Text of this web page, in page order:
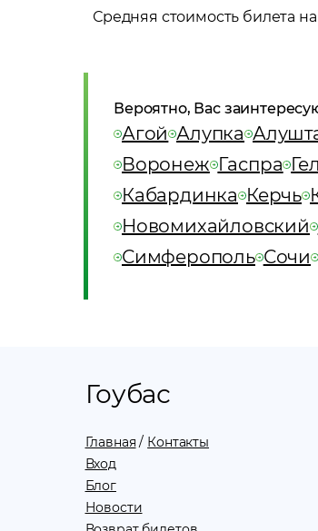
Средняя стоимость билета
Вероятно, Вас
Агой Алупка
Воронеж Гаспра
Кабардинка Керчь
Новомихайловский
Симферополь Сочи
Гоубас
Главная / Контакты
Вход
Блог
Новости